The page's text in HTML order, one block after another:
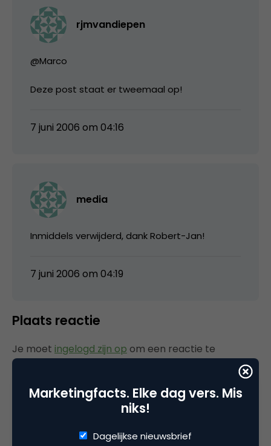
rjmvandiepen
@Marco
Deze post staat er tweemaal op!
7 juni 2006 om 04:16
media
Inmiddels verwijderd, dank Robert-Jan!
7 juni 2006 om 04:19
Plaats reactie
Je moet ingelogd zijn op om een reactie te
plaatsen.
Gerelateerde artikelen
Marketingfacts. Elke dag vers. Mis
niks!
Dagelijkse nieuwsbrief